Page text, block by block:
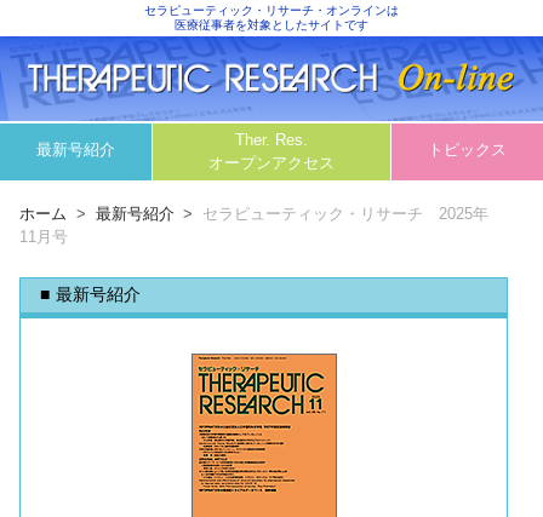
セラピューティック・リサーチ・オンラインは
医療従事者を対象としたサイトです
最新号紹介
Ther. Res.
オープンアクセス
トピックス
ホーム 最新号紹介
セラピューティック・リサーチ 2025年
11月号
最新号紹介